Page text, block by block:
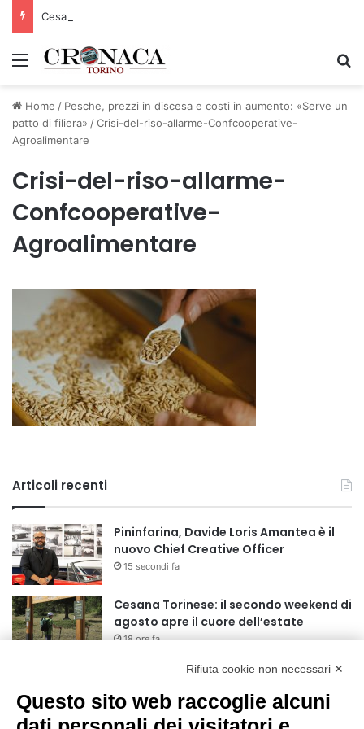
Menu
Home / Pesche, prezzi in discesa e costi in aumento: «Serve un
patto di filiera» /Crisi-del-riso-allarme-Confcooperative-
Agroalimentare
Crisi-del-riso-allarme-
Confcooperative-
Agroalimentare
Articoli recenti
Pininfarina, Davide Loris Amantea è il
nuovo Chief Creative Officer
15 secondi fa
Cesana Torinese: il secondo weekend di
agosto apre il cuore dell’estate
18 ore fa
Siccità: Il Piemonte avvia le procedure
per la richiesta dello stato di calamità
naturale
Rifiuta cookie non necessari ✕
Questo sito web raccoglie alcuni